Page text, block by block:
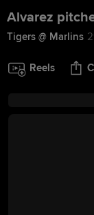
Alvarez
Tigers @ Marlins
Reels